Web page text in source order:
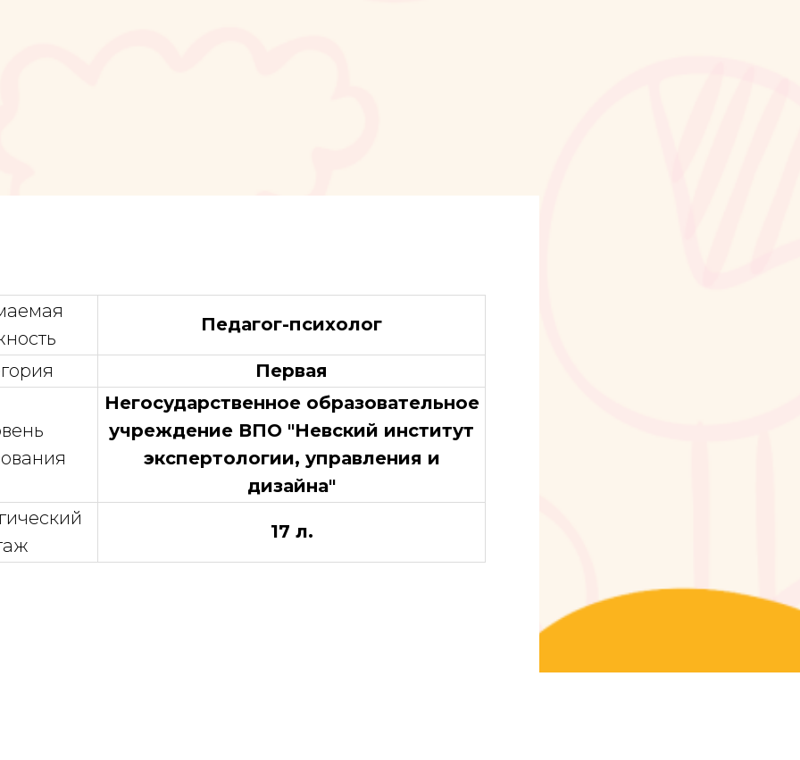
Педагог-психолог
Первая
Негосударственное образовательное
учреждение ВПО "Невский институт
экспертологии, управления и
дизайна"
17 л.